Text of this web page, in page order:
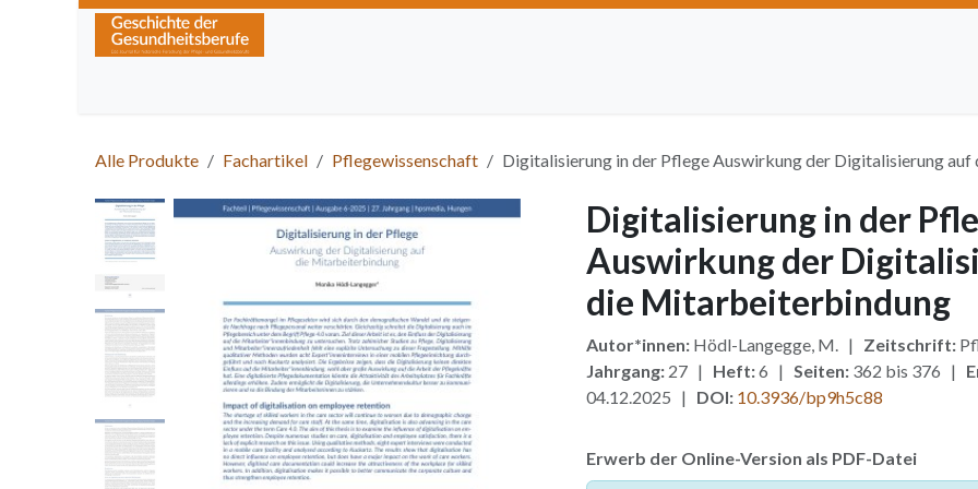
Zum Inhalt springen
Alle Produkte Fachartikel Pflegewissenschaft Digitalisierung in der Pflege Auswirkung der Digitalisierung
Digitalisierung in der
Auswirkung der
die Mitarbeiterbindung
Autor*innen:Hödl-Langegge, M. | Zeitschrift:
Jahrgang:27 | Heft:6 | Seiten:362 bis 376 |
04.12.2025 | DOI: 10.3936/bp9h5c88
Erwerb der Online-Version als PDF-Datei